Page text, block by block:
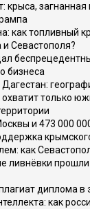
крыса, загнанная
как топливный
Севастополя?
бизнеса
только
и 473 000
как
ливнёвки
диплома в
как